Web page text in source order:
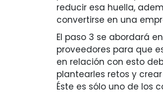
reducir esa huella,
convertirse en una
El paso 3 se abordará
proveedores para que
en relación con esto
plantearles retos y
Éste es sólo uno de los